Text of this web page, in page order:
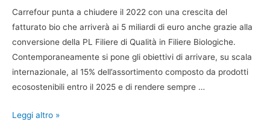
Carrefour punta a chiudere il 2022 con una crescita del
fatturato bio che arriverà ai 5 miliardi di euro anche grazie alla
conversione della PL Filiere di Qualità in Filiere Biologiche.
Contemporaneamente si pone gli obiettivi di arrivare, su scala
internazionale, al 15% dell’assortimento composto da prodotti
ecosostenibili entro il 2025 e di rendere sempre …
Leggi altro »